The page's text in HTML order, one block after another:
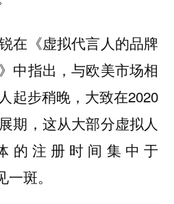
在《虚拟代言人的品牌
中指出，与欧美市场相
起步稍晚，大致在2020
期，这从大部分虚拟人
的注册时间集中于
斑。